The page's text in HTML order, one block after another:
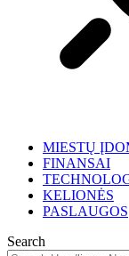
MIESTŲ
FINANSAI
KELIONĖS
PASLAUGOS
Search